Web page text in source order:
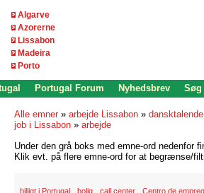
Algarve
Azorerne
Lissabon
Madeira
Porto
Portugal Forum Nyhedsbrev Søg
Alle emner » arbejde Lissabon »
job i Lissabon » arbejde
Under den grå boks med emne-ord nedenfor
Klik evt. på flere emne-ord for at begrænse/
billigt i Portugal bolig call center Centro de